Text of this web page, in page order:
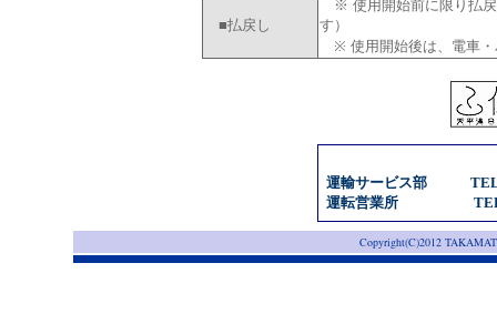
■払戻し
※ 使用開始前に限り払戻
す）
※ 使用開始後は、電車・
運輸サービス部 TEL
運転営業所 TEL
Copyright(C)2012